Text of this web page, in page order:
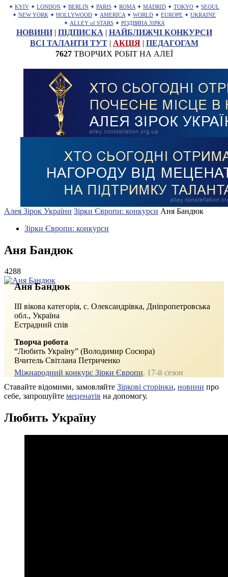
✦ KYIV ✦ LONDON ✦ BERLIN ✦ PARIS ✦ ROMA ✦ MADRID ✦ TOKYO ✦ SEOUL
✦ NEW YORK ✦ HOLLYWOOD ✦ AMERICA ✦ WORLD ✦ EUROPE ✦ UKRAINE
✦ ALLEY of STARS ✦ РІЗДВЯНА ЗІРКА
НОВИНИ| ПІДПИСКА | НАЙБЛИЖЧІ КОНКУРСИ
ВСІ ТАЛАНТИ ТУТ| АКЦІЯ| ПЕДАГОГАМ
7627ТВОРЧИХ РОБІТ НА АЛЕЇ
Алея Зірок України Зірки Європи: конкурси Аня Бандюк
Зірки Європи: конкурси
Аня Бандюк
4288
Аня Бандюк
ІІІ вікова категорія, c. Олександрівка, Дніпропетровська
обл., Україна
Естрадний спів
Творча робота
“Любить Україну” (Володимир Сосюра)
Вчитель Світлана Петриченко
Міжнародний конкурс Зірки Європи. 17‑й сезон
Ставайте відомими, замовляйте Зіркові сторінки, новини про
себе, запрошуйте меценатів на допомогу.
Любить Україну